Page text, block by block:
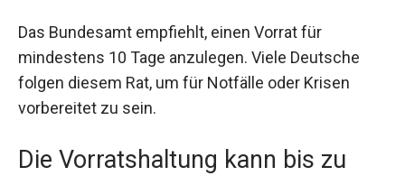
Das Bundesamt empfiehlt, einen Vorrat für
mindestens 10 Tage anzulegen. Viele Deutsche
folgen diesem Rat, um für Notfälle oder Krisen
vorbereitet zu sein.
Die Vorratshaltung kann bis zu